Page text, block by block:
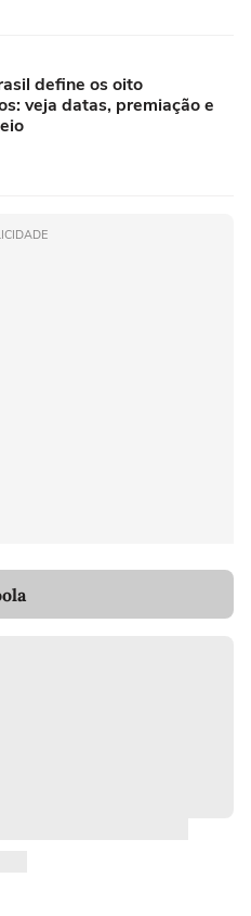
define os oito
veja datas, premiação e